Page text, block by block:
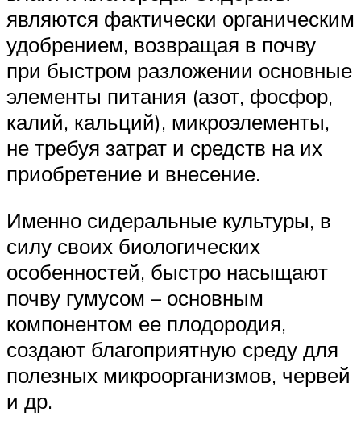
являются фактически органическим
удобрением, возвращая в почву
при быстром разложении основные
элементы питания (азот, фосфор,
калий, кальций), микроэлементы,
не требуя затрат и средств на их
приобретение и внесение.
Именно сидеральные культуры, в
силу своих биологических
особенностей, быстро насыщают
почву гумусом – основным
компонентом ее плодородия,
создают благоприятную среду для
полезных микроорганизмов, червей
и др.